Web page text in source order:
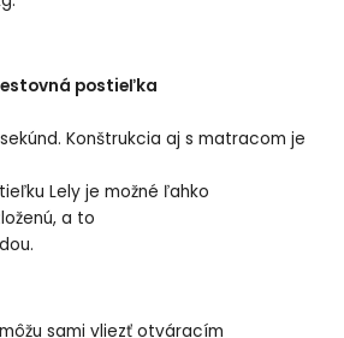
postieľka
Konštrukcia aj s matracom je
Lely je možné ľahko
a to
sami vliezť otváracím